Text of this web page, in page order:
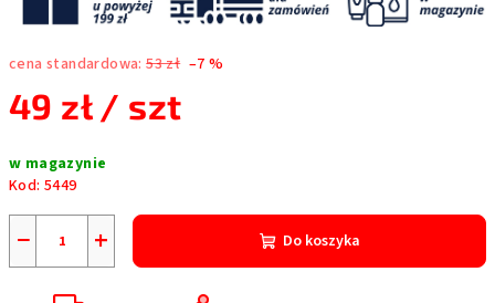
cena standardowa: 53 zł –7 %
49 zł / szt
jednostkowa:
w magazynie
Kod: 5449
+
− Do koszyka